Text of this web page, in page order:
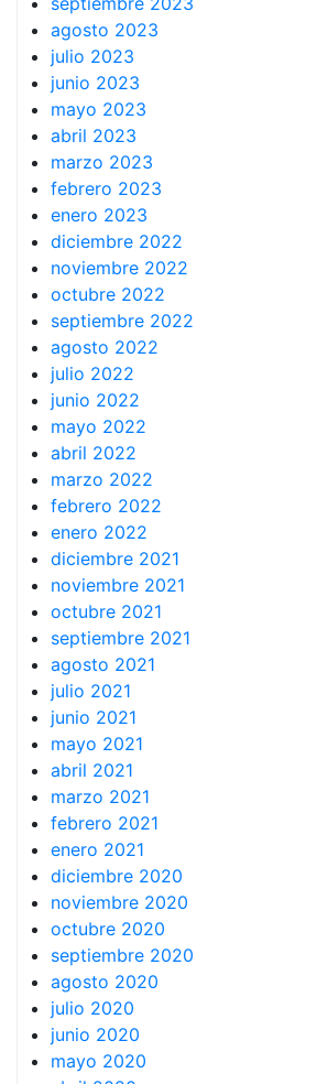
agosto 2023
julio 2023
junio 2023
mayo 2023
abril 2023
marzo 2023
febrero 2023
enero 2023
diciembre 2022
noviembre 2022
octubre 2022
septiembre 2022
agosto 2022
julio 2022
junio 2022
mayo 2022
abril 2022
marzo 2022
febrero 2022
enero 2022
diciembre 2021
noviembre 2021
octubre 2021
septiembre 2021
agosto 2021
julio 2021
junio 2021
mayo 2021
abril 2021
marzo 2021
febrero 2021
enero 2021
diciembre 2020
noviembre 2020
octubre 2020
septiembre 2020
agosto 2020
julio 2020
junio 2020
mayo 2020